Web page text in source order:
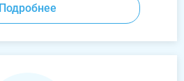
Подробнее